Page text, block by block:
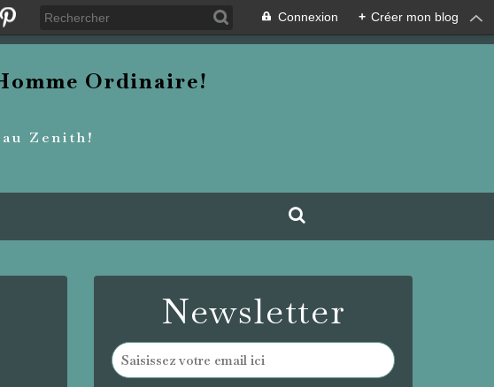
Connexion + Créer mon blog
Ordinaire!
Zenith!
Newsletter